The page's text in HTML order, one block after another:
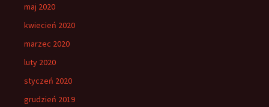
maj 2020
kwiecień 2020
marzec 2020
luty 2020
styczeń 2020
grudzień 2019